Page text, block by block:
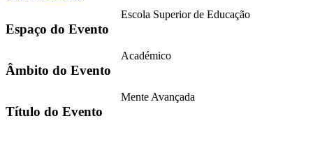
Espaço do Evento
Escola Superior de Educação
Âmbito do Evento
Académico
Título do Evento
Mente Avançada